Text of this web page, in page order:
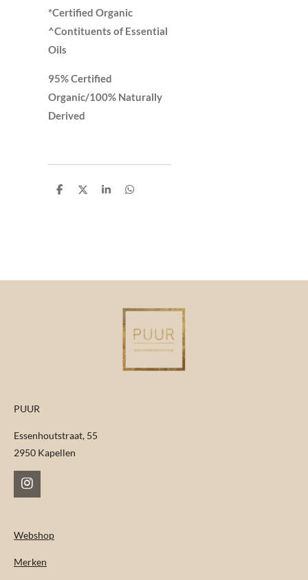
*Certified Organic
^Contituents of Essential
Oils
95% Certified
Organic/100% Naturally
Derived
D
D
S
D
PUUR
Essenhoutstraat, 55
2950 Kapellen
I
n
a
r
Webshop
Merken